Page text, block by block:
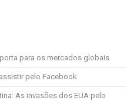
para os mercados globais
pelo Facebook
As invasões dos EUA pelo